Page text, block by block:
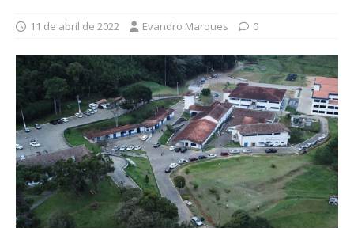
11 de abril de 2022 Evandro Marques 0